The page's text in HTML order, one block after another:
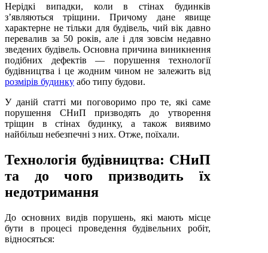
Нерідкі випадки, коли в стінах будинків
з’являються тріщини. Причому дане явище
характерне не тільки для будівель, чий вік давно
перевалив за 50 років, але і для зовсім недавно
зведених будівель. Основна причина виникнення
подібних дефектів — порушення технології
будівництва і це жодним чином не залежить від
розмірів будинку або типу будови.
У даній статті ми поговоримо про те, які саме
порушення СНиП призводять до утворення
тріщин в стінах будинку, а також виявимо
найбільш небезпечні з них. Отже, поїхали.
Технологія будівництва: СНиП
та до чого призводить їх
недотримання
До основних видів порушень, які мають місце
бути в процесі проведення будівельних робіт,
відносяться: